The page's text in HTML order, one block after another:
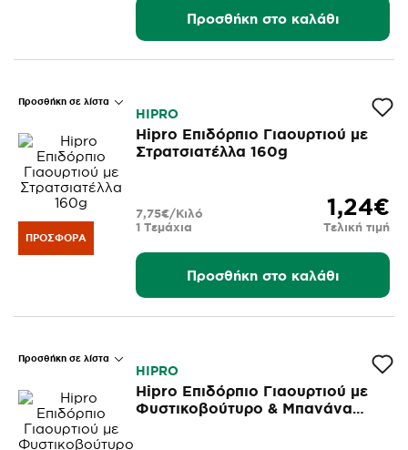
Προσθήκη στο καλάθι
Προσθήκη σε λίστα
ΠΡΟΣΦΟΡΆ
HIPRO
Hipro Επιδόρπιο Γιαουρτιού με
Στρατσιατέλλα 160g
1,24€
Τελική τιμή
1 Τεμάχια
7,75€/Κιλό
Προσθήκη στο καλάθι
Προσθήκη σε λίστα
HIPRO
Hipro Επιδόρπιο Γιαουρτιού με
Φυστικοβούτυρο & Μπανάνα